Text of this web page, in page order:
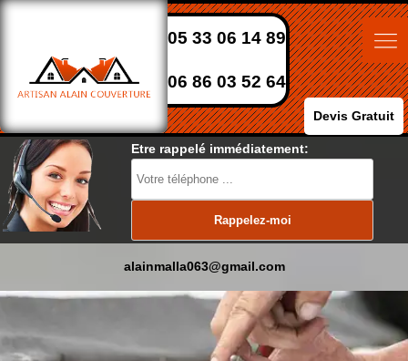
05 33 06 14 89
06 86 03 52 64
Devis Gratuit
Etre rappelé immédiatement:
alainmalla063@gmail.com